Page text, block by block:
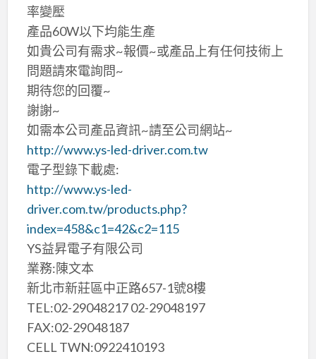
率變壓
產品60W以下均能生產
如貴公司有需求~報價~或產品上有任何技術上
問題請來電詢問~
期待您的回覆~
謝謝~
如需本公司產品資訊~請至公司網站~
http://www.ys-led-driver.com.tw
電子型錄下載處:
http://www.ys-led-
driver.com.tw/products.php?
index=458&c1=42&c2=115
YS益昇電子有限公司
業務:陳文本
新北市新莊區中正路657-1號8樓
TEL:02-29048217 02-29048197
FAX:02-29048187
CELL TWN:0922410193